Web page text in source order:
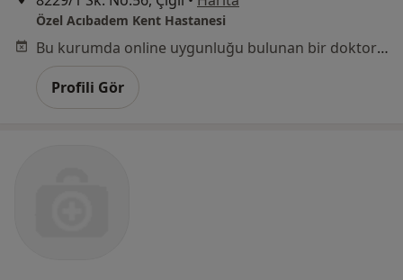
Özel Acıbadem Kent Hastanesi
Bu kurumda online uygunluğu bulunan bir doktor veya uzman bulunamadı
Profili Gör